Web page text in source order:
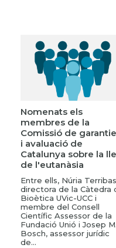
Nomenats els
membres de la
Comissió de
i avaluació de
Catalunya sobre la
de l'eutanàsia
Entre ells, Núria
directora de la Càtedra
Bioètica UVic-UCC i
membre del Consell
Científic Assessor de la
Fundació Unió i Josep M.
Bosch, assessor jurídic
de...